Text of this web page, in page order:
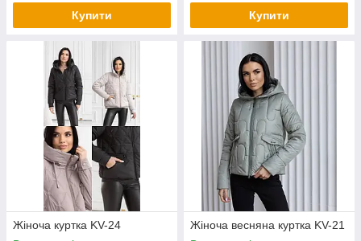
Купити Купити
Жіноча куртка KV-24
Жіноча весняна куртка KV-21